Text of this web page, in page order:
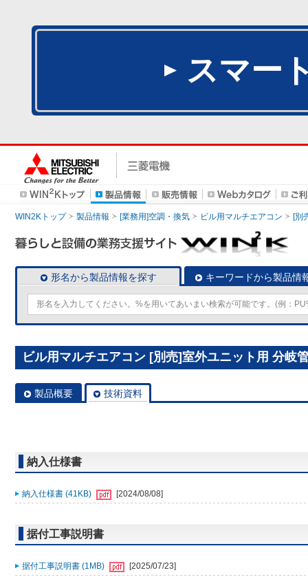
スマー
WIN2Kトップ 製品情報 [業務用]空調・換気 ビル用マルチエアコン [別
形名から製品情報を探す キーワードから製品情
ビル用マルチエアコン [別売]室外ユニット用 分岐
製品概要 技術資料
納入仕様書
納入仕様書 (41KB) [2024/08/08]
据付工事説明書
据付工事説明書 (1MB) [2025/07/23]